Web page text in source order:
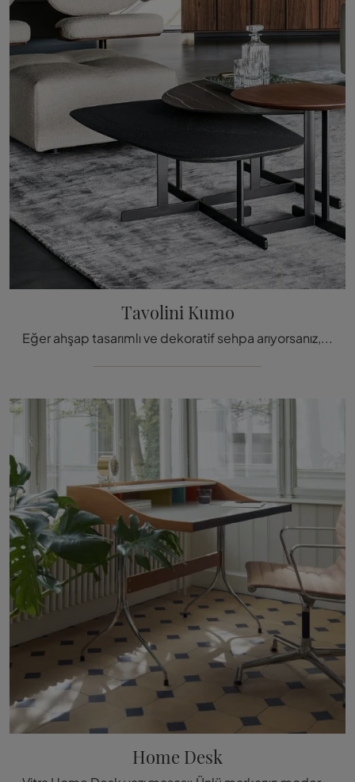
Tavolini Kumo
Eğer ahşap tasarımlı ve dekoratif sehpa arıyorsanız, Bonaldo markasının Kumo modeli hakkında daha fazla
Home Desk